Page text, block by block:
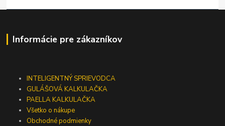
Informácie pre zákazníkov
INTELIGENTNÝ SPRIEVODCA
GULÁŠOVÁ KALKULAČKA
PAELLA KALKULAČKA
Všetko o nákupe
Obchodné podmienky